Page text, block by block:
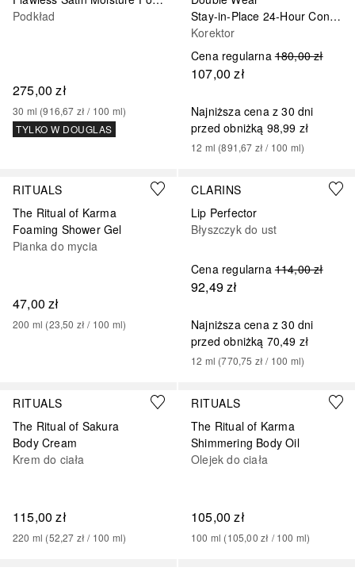
Podkład
275,00 zł
30 ml (916,67 zł / 100 ml)
TYLKO W DOUGLAS
Stay-in-Place 24-Hour Concealer
Korektor
Cena regularna 180,00 zł
107,00 zł
Najniższa cena z 30 dni
przed obniżką 98,99 zł
12 ml (891,67 zł / 100 ml)
RITUALS
The Ritual of Karma
Foaming Shower Gel
Pianka do mycia
47,00 zł
200 ml (23,50 zł / 100 ml)
CLARINS
Lip Perfector
Błyszczyk do ust
Cena regularna 114,00 zł
92,49 zł
Najniższa cena z 30 dni
przed obniżką 70,49 zł
12 ml (770,75 zł / 100 ml)
+13
RITUALS
The Ritual of Sakura
Body Cream
Krem do ciała
115,00 zł
220 ml (52,27 zł / 100 ml)
RITUALS
The Ritual of Karma
Shimmering Body Oil
Olejek do ciała
105,00 zł
100 ml (105,00 zł / 100 ml)
+ 19 + 8